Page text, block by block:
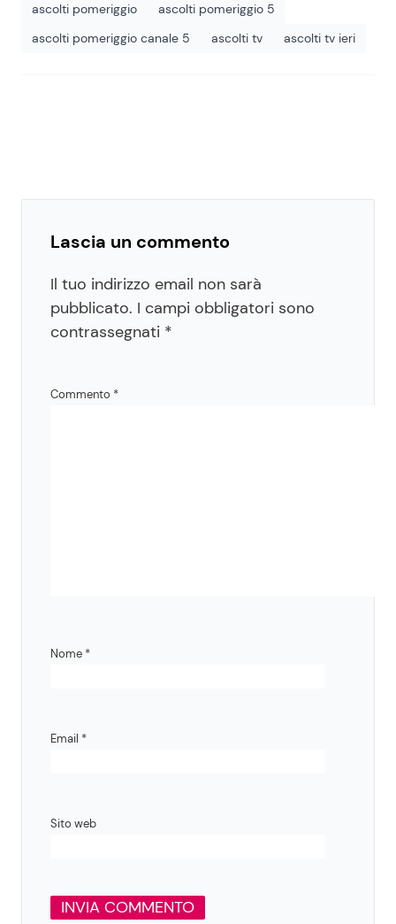
ascolti pomeriggio
ascolti pomeriggio 5
ascolti pomeriggio canale 5
ascolti tv ascolti tv ieri
Lascia un commento
Il tuo indirizzo email non sarà
pubblicato. I campi obbligatori sono
contrassegnati *
Commento *
Nome *
Email *
Sito web